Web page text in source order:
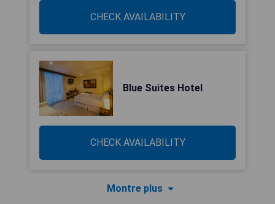
CHECK AVAILABILITY
Blue Suites Hotel
CHECK AVAILABILITY
Montre plus